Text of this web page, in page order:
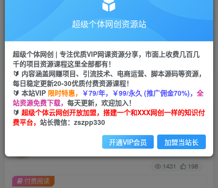
会员专属推广链接
招募站长
挂机
项目
脚本卡密
APP下载
GO
首页 创业课程 会员专属 正文
（7032期）短视频表情包变现项目3.0，日入
500+，新手小白轻松上手（教程+资料）
关注 私信
1431 198
付费阅读
超级个体网创资源站
超级个体网创 | 专注优质VIP网课资源分享，市面上收费几百几
千的项目资源课程这里全部都有！
🔰 内容涵盖网赚项目、引流技术、电商运营、脚本源码等资源，
每日稳定更新20-30优质付费资源课程！
🔰 本站VIP 限时特惠， ￥79/年，￥99/永久 (推广佣金70%)， 全
站资源免费下载， 每天更新，欢迎加入！
🔰 超级个体云网创开放加盟，搭建一个和XXX网创一样的知识付
费平台， 站长微信：zszpp330
开通VIP会员 加盟当站长